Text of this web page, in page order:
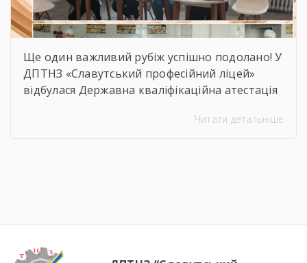
Ще один важливий рубіж успішно подолано! У
ДПТНЗ «Славутський професійний ліцей»
відбулася Державна кваліфікаційна атестація
Кондитер». За кожною стравою, кожним
Вітаємо майбутніх кухарів і кондитерів із […]
Читати детальніше